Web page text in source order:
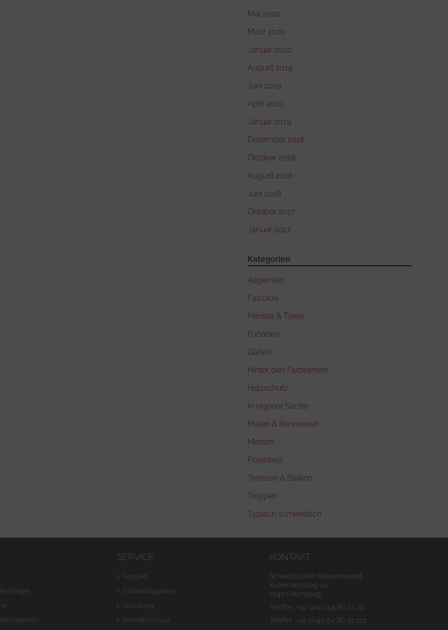
Mai 2020
März 2020
Januar 2020
August 2019
Juni 2019
April 2019
Januar 2019
Dezember 2018
Oktober 2018
August 2018
Juni 2018
Oktober 2017
Januar 2017
Kategorien
Allgemein
Fassade
Fenster & Türen
Fußöden
Garten
Hinter den Farbeimern
Holzschutz
In eigener Sache
Malen & Renovieren
Maritim
Praxistest
Terrasse & Balkon
Treppen
Typisch schwedisch
SERVICE
Kontakt
Farbkonfigurator
Abholung
Bestellformuar
KONTAKT
Schwedischer Farbenhandel
Kulemannstieg 10
22457 Hamburg
Telefon: +49 (0)40 54 80 12 20
Telefax: +49 (0)40 54 80 12 222